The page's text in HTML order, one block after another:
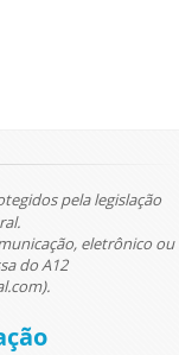
pela legislação
eletrônico ou
do A12